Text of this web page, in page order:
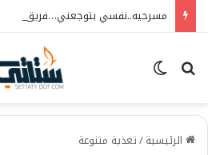
بحث عن
الرئيسية/تغذية متنوعة